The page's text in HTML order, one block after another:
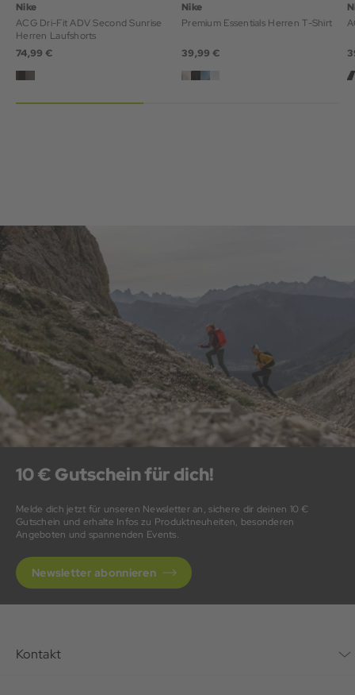
Nike
ACG Dri-Fit ADV Second Sunrise
Herren Laufshorts
74,99 €
Nike
Premium Essentials Herren T-Shirt
39,99 €
10 € Gutschein für dich!
Melde dich jetzt für unseren Newsletter an, sichere dir deinen 10 €
Gutschein und erhalte Infos zu Produktneuheiten, besonderen
Angeboten und spannenden Events.
Newsletter abonnieren
Kontakt